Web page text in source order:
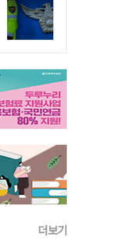
더보기